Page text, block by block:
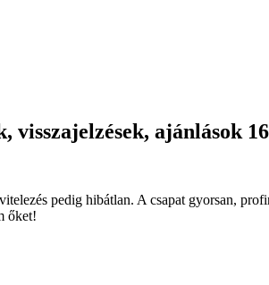
visszajelzések, ajánlások
pedig hibátlan. A csapat gyorsan,
őket!